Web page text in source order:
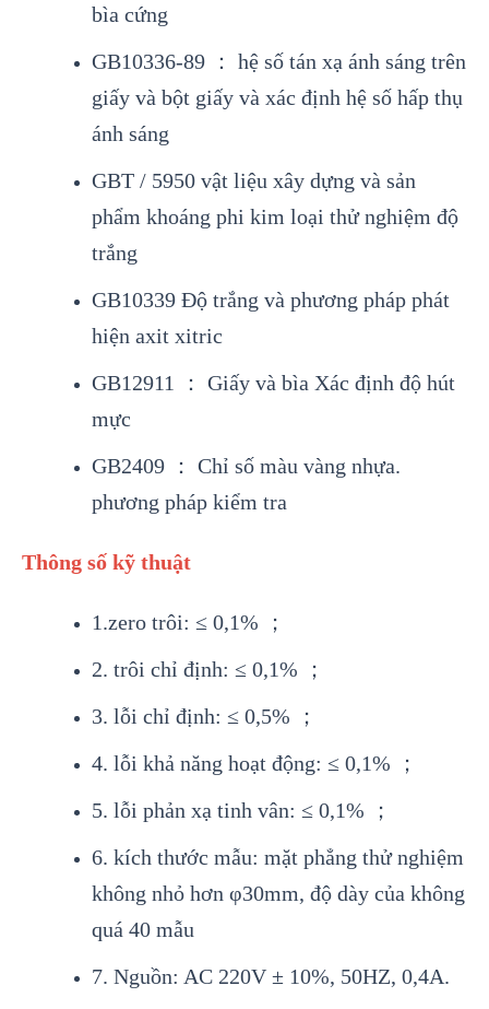
bìa cứng
GB10336-89 ： hệ số tán xạ ánh sáng trên
giấy và bột giấy và xác định hệ số hấp thụ
ánh sáng
GBT / 5950 vật liệu xây dựng và sản
phẩm khoáng phi kim loại thử nghiệm độ
trắng
GB10339 Độ trắng và phương pháp phát
hiện axit xitric
GB12911 ： Giấy và bìa Xác định độ hút
mực
GB2409 ： Chỉ số màu vàng nhựa.
phương pháp kiểm tra
Thông số kỹ thuật
1.zero trôi: ≤ 0,1% ；
2. trôi chỉ định: ≤ 0,1% ；
3. lỗi chỉ định: ≤ 0,5% ；
4. lỗi khả năng hoạt động: ≤ 0,1% ；
5. lỗi phản xạ tinh vân: ≤ 0,1% ；
6. kích thước mẫu: mặt phẳng thử nghiệm
không nhỏ hơn φ30mm, độ dày của không
quá 40 mẫu
7. Nguồn: AC 220V ± 10%, 50HZ, 0,4A.